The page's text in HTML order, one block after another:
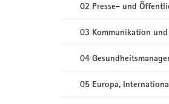
02 Presse- und
03 Kommunikation
04
05 Europa,